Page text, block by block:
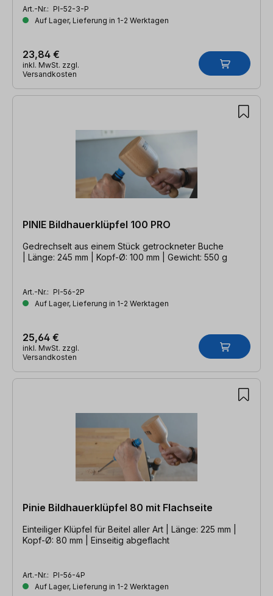
Art.-Nr.: PI-52-3-P
Auf Lager, Lieferung in 1-2 Werktagen
23,84 €
inkl. MwSt. zzgl.
Versandkosten
PINIE Bildhauerklüpfel 100 PRO
Gedrechselt aus einem Stück getrockneter Buche
| Länge: 245 mm | Kopf-Ø: 100 mm | Gewicht: 550 g
Art.-Nr.: PI-56-2P
Auf Lager, Lieferung in 1-2 Werktagen
25,64 €
inkl. MwSt. zzgl.
Versandkosten
Pinie Bildhauerklüpfel 80 mit Flachseite
Einteiliger Klüpfel für Beitel aller Art | Länge: 225 mm |
Kopf-Ø: 80 mm | Einseitig abgeflacht
Art.-Nr.: PI-56-4P
Auf Lager, Lieferung in 1-2 Werktagen